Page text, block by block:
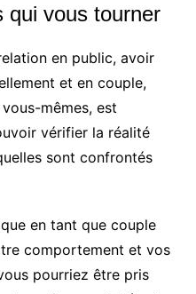
qui vous tourner
en public, avoir
et en couple,
mêmes, est
vérifier la réalité
sont confrontés
en tant que couple
comportement et vos
pourriez être pris